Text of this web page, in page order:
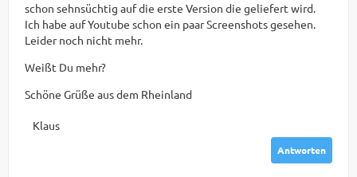
schon sehnsüchtig auf die erste Version die geliefert wird.
Ich habe auf Youtube schon ein paar Screenshots gesehen.
Leider noch nicht mehr.
Weißt Du mehr?
Schöne Grüße aus dem Rheinland
Klaus
Antworten